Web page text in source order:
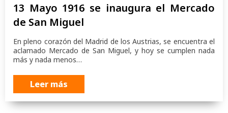
13 Mayo 1916 se inaugura el Mercado
de San Miguel
En pleno corazón del Madrid de los Austrias, se encuentra el
aclamado Mercado de San Miguel, y hoy se cumplen nada
más y nada menos…
Leer más